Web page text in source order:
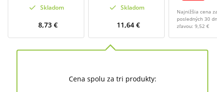
Skladom
8,73 €
Skladom
11,64 €
Najnižšia cena
posledných 30
zľavou: 9,52 €
Cena spolu za tri produkty: